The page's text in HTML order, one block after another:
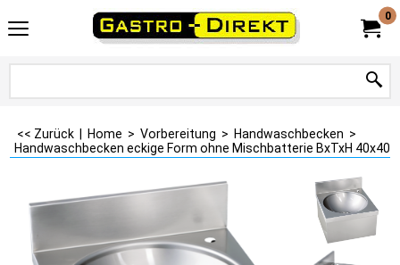
0
<< Zurück Home > Vorbereitung > Handwaschbecken >
Handwaschbecken eckige Form ohne Mischbatterie BxTxH